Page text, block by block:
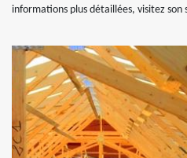
informations plus détaillées, visitez